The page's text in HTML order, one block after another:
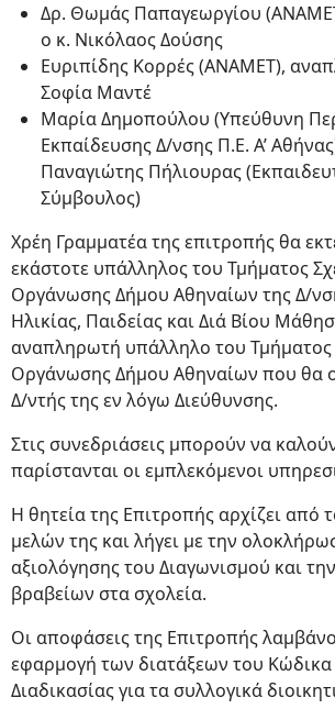
Δρ. Θωμάς Παπαγεωργίου
ο κ. Νικόλαος Δούσης
Ευριπίδης Κορρές (ΑΝΑΜΕΤ),
Σοφία Μαντέ
Μαρία Δημοπούλου (Υπεύθυνη
Εκπαίδευσης Δ/νσης Π.Ε. Α’
Παναγιώτης Πήλιουρας
Σύμβουλος)
Χρέη Γραμματέα της επιτροπής θα
εκάστοτε υπάλληλος του Τμήματος
Οργάνωσης Δήμου Αθηναίων της Δ/
Ηλικίας, Παιδείας και Διά Βίου
αναπληρωτή υπάλληλο του Τμήματος
Οργάνωσης Δήμου Αθηναίων που θα
Δ/ντής της εν λόγω Διεύθυνσης.
Στις συνεδριάσεις μπορούν να
παρίστανται οι εμπλεκόμενοι
Η θητεία της Επιτροπής αρχίζει από
μελών της και λήγει με την
αξιολόγησης του Διαγωνισμού και
βραβείων στα σχολεία.
Οι αποφάσεις της Επιτροπής
εφαρμογή των διατάξεων του Κώδικα
Διαδικασίας για τα συλλογικά